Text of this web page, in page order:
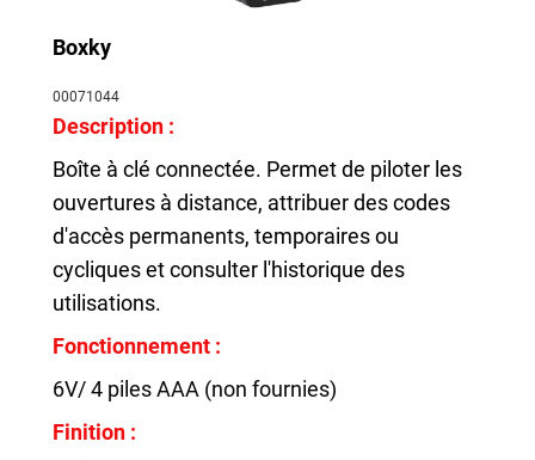
Boxky
00071044
Description :
Boîte à clé connectée. Permet de piloter les
ouvertures à distance, attribuer des codes
d'accès permanents, temporaires ou
cycliques et consulter l'historique des
utilisations.
Fonctionnement :
6V/ 4 piles AAA (non fournies)
Finition :